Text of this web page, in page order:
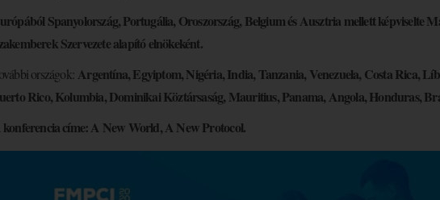
Spanyolország, Portugália, Oroszország, Belgium és Ausztria mellett képviselte
Szervezete alapító elnökeként.
országok: Argentína, Egyiptom, Nigéria, India, Tanzania, Venezuela, Costa Rica,
Rico, Kolumbia, Dominikai Köztársaság, Mauritius, Panama, Angola, Honduras,
konferencia címe: A New World, A New Protocol.